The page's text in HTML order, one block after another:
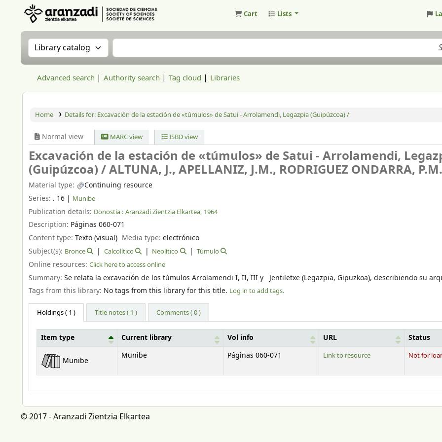
Cart Lists
Search the catalog by:Search the catalog
Advanced search Authority search Tag cloud Libraries
Home Details for: Excavación de la estación de «túmulos» de Satui - Arrolamendi, Legazpia (Guipúzcoa) /
Normal view MARC view ISBD view
Excavación de la estación de «túmulos» de Satui - Arrolamendi,
(Guipúzcoa) /ALTUNA, J., APELLANIZ, J.M., RODRIGUEZ ONDARRA, P.M.
Material type:
Continuing resource
Series: . 16 | Munibe
Publication details: Donostia : Aranzadi Zientzia Elkartea, 1964
Description: Páginas 060-071
Content type: Texto (visual) Media type:electrónico
Subject(s): Bronce Calcolítico Neolítico Túmulo
Online resources: Click here to access online
Summary: Se relata la excavación de los túmulos Arrolamendi I, II, III y Jentiletxe (Legazpia, Gipuzkoa), describiendo su
Tags from this library: No tags from this library for this title. Log in to add tags.
Holdings( 1 ) Title notes ( 1 ) Comments ( 0 )
Holdings
Item type Current library Vol info URL Status
Munibe
Munibe Páginas 060-071 Link to resource Not for
© 2017 - Aranzadi Zientzia Elkartea